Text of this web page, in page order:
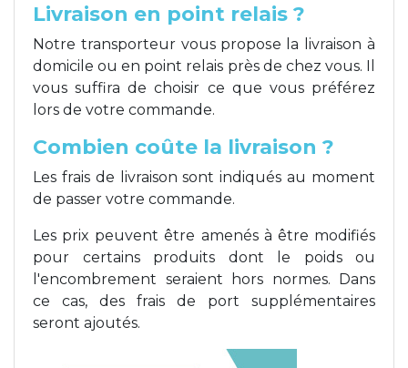
Livraison en point relais ?
Notre transporteur vous propose la livraison à
domicile ou en point relais près de chez vous. Il
vous suffira de choisir ce que vous préférez
lors de votre commande.
Combien coûte la livraison ?
Les frais de livraison sont indiqués au moment
de passer votre commande.
Les prix peuvent être amenés à être modifiés
pour certains produits dont le poids ou
l'encombrement seraient hors normes. Dans
ce cas, des frais de port supplémentaires
seront ajoutés.